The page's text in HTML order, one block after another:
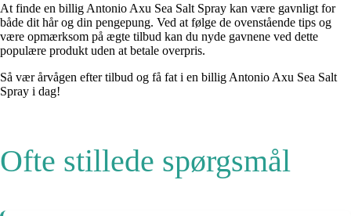
At finde en billig Antonio Axu Sea Salt Spray kan være gavnligt for
både dit hår og din pengepung. Ved at følge de ovenstående tips og
være opmærksom på ægte tilbud kan du nyde gavnene ved dette
populære produkt uden at betale overpris.
Så vær årvågen efter tilbud og få fat i en billig Antonio Axu Sea Salt
Spray i dag!
Ofte stillede spørgsmål